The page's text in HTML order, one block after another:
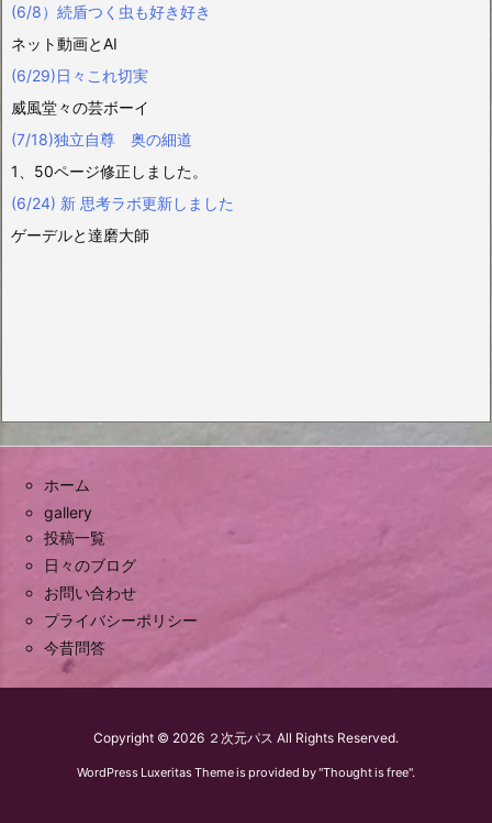
(6/8）続盾つく虫も好き好き
ネット動画とAI
(6/29)日々これ切実
威風堂々の芸ボーイ
(7/18)独立自尊 奥の細道
1、50ページ修正しました。
(6/24) 新 思考ラボ更新しました
ゲーデルと達磨大師
ホーム
gallery
投稿一覧
日々のブログ
お問い合わせ
プライバシーポリシー
今昔問答
Copyright © 2026 ２次元パス All Rights Reserved.
WordPress Luxeritas Theme is provided by "Thought is free".